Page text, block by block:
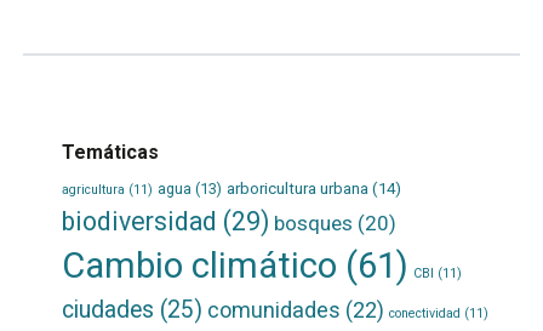
Temáticas
agricultura (11) agua (13) arboricultura urbana(14)
biodiversidad (29) bosques (20)
Cambio climático (61) CBI (11)
ciudades (25) comunidades (22) conectividad (11)